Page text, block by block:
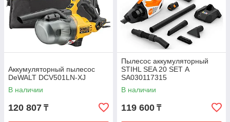
Аккумуляторный пылесос
DeWALT DCV501LN-XJ
В наличии
120 807 ₸
Пылесос аккумуляторный
STIHL SEA 20 SET А
SA030117315
В наличии
119 600 ₸